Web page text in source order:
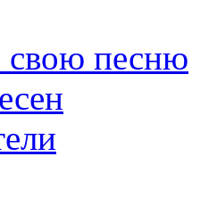
свою песню